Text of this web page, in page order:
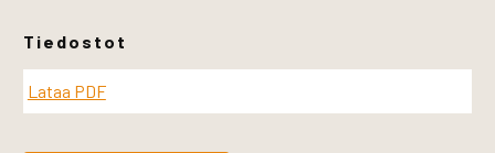
Tiedostot
Lataa PDF